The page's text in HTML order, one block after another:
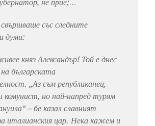
не прие;…
със следните
думи:
княз Александър! Той е днес
българската
„Аз съм републиканец,
комунист, но най-напред турям
– бе казал славният
италианския цар. Нека кажем и